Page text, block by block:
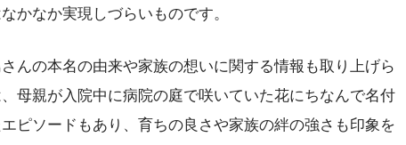
かなか実現しづらいものです。
んの本名の由来や家族の想いに関する情報も取り上げら
母親が入院中に病院の庭で咲いていた花にちなんで名付
ピソードもあり、育ちの良さや家族の絆の強さも印象を